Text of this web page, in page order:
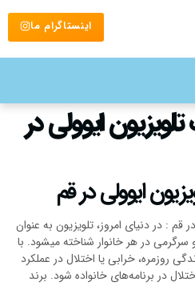
اینستاگرام ما
ایوولی در
ایوولی در قم
قم : در دنیای امروز، تلویزیون به عنوان
سرگرمی در هر خانوار شناخته میشود. با
روزمره، خرابی یا اختلال در عملکرد
در برنامه‌های خانواده شود. برند